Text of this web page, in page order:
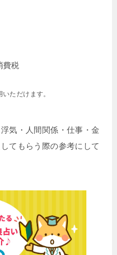
費税
ただけます。
気・人間関係・仕事・金
てもらう際の参考にして